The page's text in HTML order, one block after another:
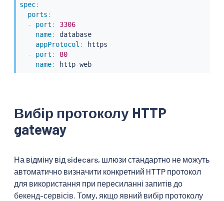
spec:
ports :
-
port :
3306
name:
database
appProtocol :
https
-
port :
80
name: http-web
Вибір протоколу HTTP
gateway
На відміну від sidecars, шлюзи стандартно не можуть
автоматично визначити конкретний HTTP протокол
для використання при пересиланні запитів до
бекенд-сервісів. Тому, якщо явний вибір протоколу